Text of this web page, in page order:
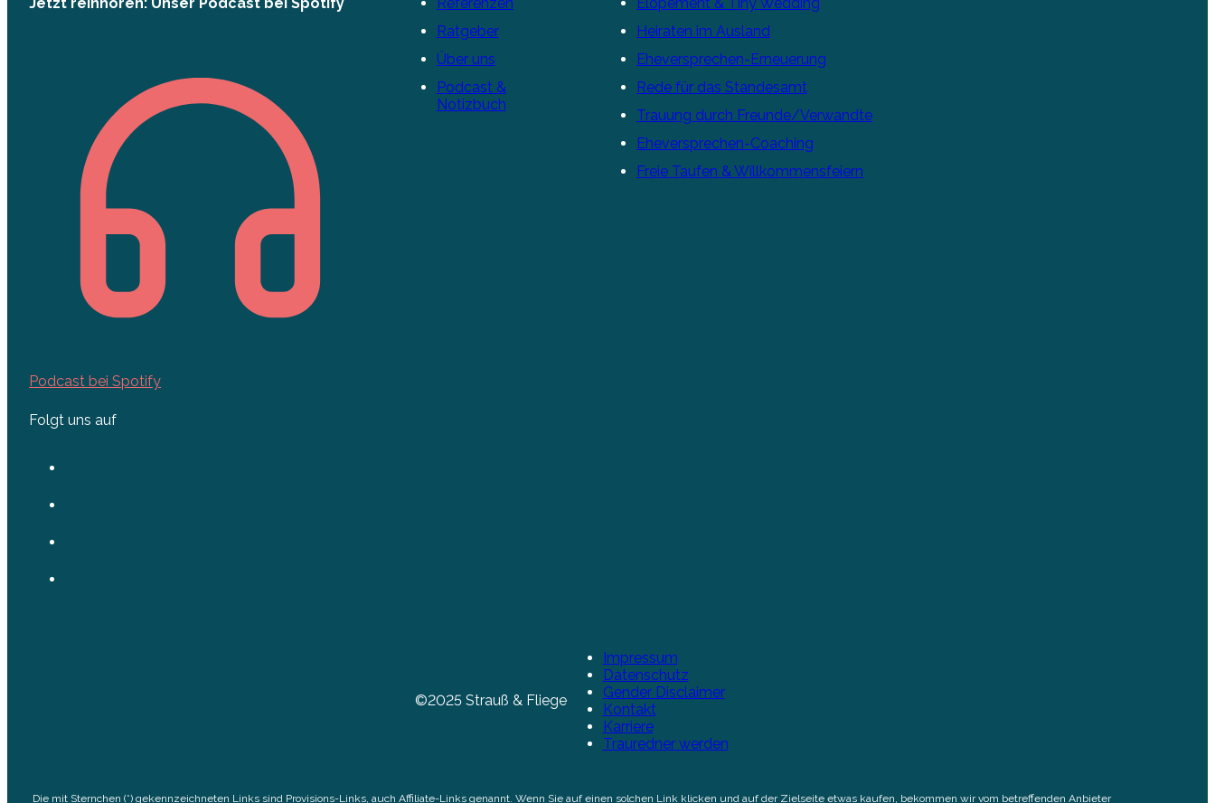
Podcast bei Spotify
Folgt uns auf
Ratgeber
Über uns
Podcast &
Notizbuch
Heiraten im Ausland
Eheversprechen-Erneuerung
Rede für das Standesamt
Trauung durch Freunde/Verwandte
Eheversprechen-Coaching
Freie Taufen & Willkommensfeiern
©2025 Strauß & Fliege
Impressum
Datenschutz
Gender Disclaimer
Kontakt
Karriere
Trauredner werden
Die mit Sternchen (*) gekennzeichneten Links sind Provisions-Links, auch Affiliate-Links genannt. Wenn Sie auf einen solchen Link klicken und auf der Zielseite etwas kaufen, bekommen wir vom betreffenden Anbieter